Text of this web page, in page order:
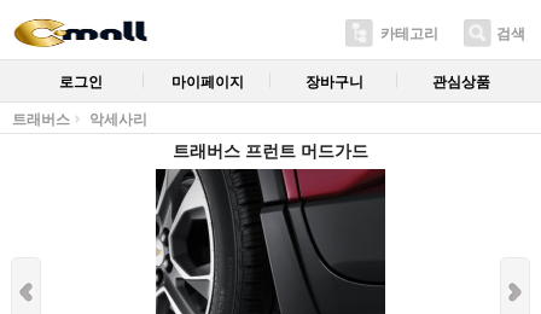
카테고리 검색
로그인 마이페이지 장바구니 관심상품
트래버스 악세사리
트래버스 프런트 머드가드